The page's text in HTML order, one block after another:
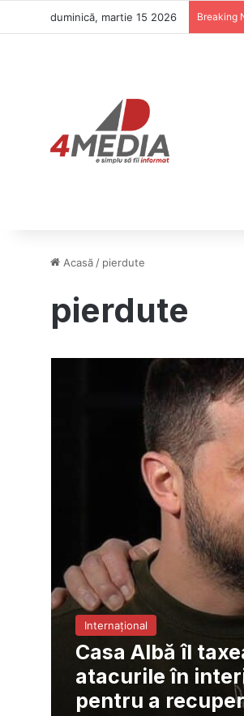
duminică, martie 15 2026 Breaking
Acasă / pierdute
pierdute
Internațional
Casa Albă îl
atacurile în
pentru a